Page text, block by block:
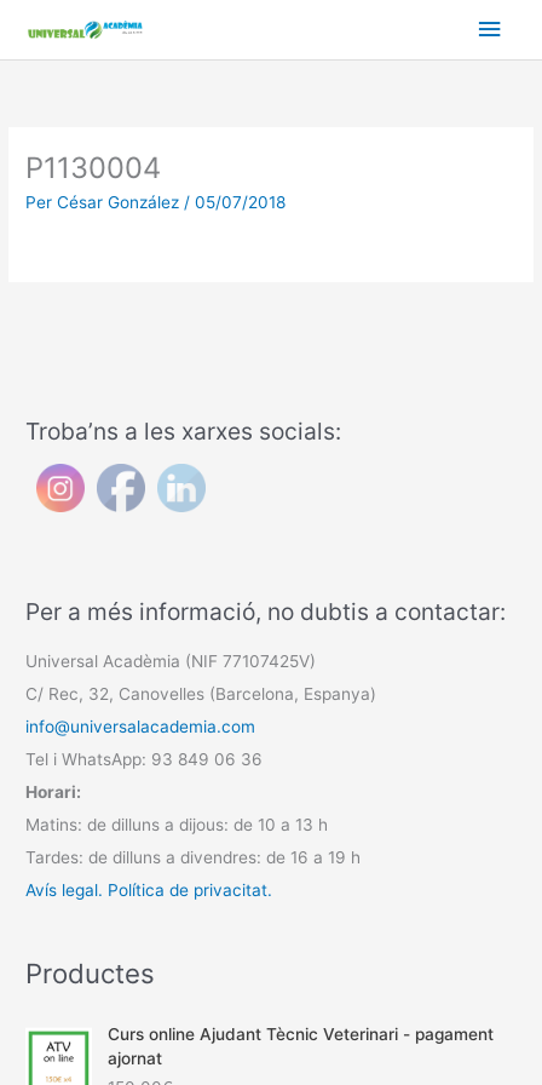
contingut
P1130004
Per César González /05/07/2018
Troba’ns a les xarxes socials:
Per a més informació, no dubtis a contactar:
Universal Acadèmia (NIF 77107425V)
C/ Rec, 32, Canovelles (Barcelona, Espanya)
info@universalacademia.com
Tel i WhatsApp: 93 849 06 36
Horari:
Matins: de dilluns a dijous: de 10 a 13 h
Tardes: de dilluns a divendres: de 16 a 19 h
Avís legal. Política de privacitat.
Productes
Curs online Ajudant Tècnic Veterinari - pagament
ajornat